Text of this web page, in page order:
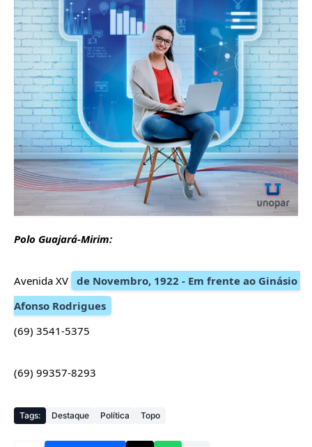
Polo Guajará-Mirim:
Avenida XV de Novembro, 1922 - Em frente ao Ginásio
Afonso Rodrigues
(69) 3541-5375
(69) 99357-8293
Tags: Destaque Política Topo